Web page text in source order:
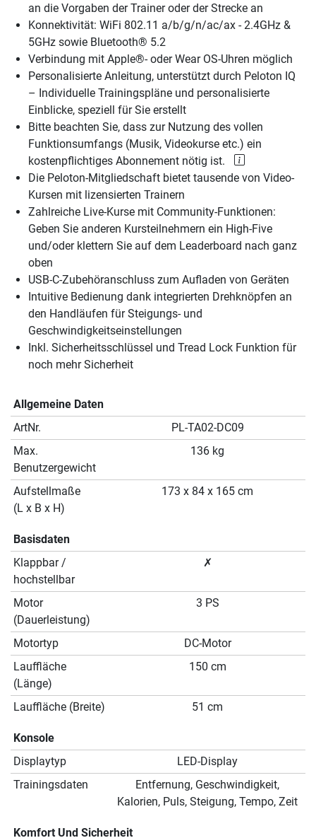
an die Vorgaben der Trainer oder der Strecke an
Konnektivität: WiFi 802.11 a/b/g/n/ac/ax - 2.4GHz &
5GHz sowie Bluetooth® 5.2
Verbindung mit Apple®- oder Wear OS-Uhren möglich
Personalisierte Anleitung, unterstützt durch Peloton IQ
– Individuelle Trainingspläne und personalisierte
Einblicke, speziell für Sie erstellt
Bitte beachten Sie, dass zur Nutzung des vollen
Funktionsumfangs (Musik, Videokurse etc.) ein
kostenpflichtiges Abonnement nötig ist.
Die Peloton-Mitgliedschaft bietet tausende von Video-
Kursen mit lizensierten Trainern
Zahlreiche Live-Kurse mit Community-Funktionen:
Geben Sie anderen Kursteilnehmern ein High-Five
und/oder klettern Sie auf dem Leaderboard nach ganz
oben
USB-C-Zubehöranschluss zum Aufladen von Geräten
Intuitive Bedienung dank integrierten Drehknöpfen an
den Handläufen für Steigungs- und
Geschwindigkeitseinstellungen
Inkl. Sicherheitsschlüssel und Tread Lock Funktion für
noch mehr Sicherheit
Allgemeine Daten
ArtNr.
PL-TA02-DC09
Max.
Benutzergewicht
136 kg
Aufstellmaße
(L x B x H)
173 x 84 x 165 cm
Basisdaten
Klappbar /
hochstellbar
✗
Motor
(Dauerleistung)
3 PS
Motortyp
DC-Motor
Lauffläche
(Länge)
150 cm
Lauffläche (Breite) 51 cm
Konsole
Displaytyp
LED-Display
Trainingsdaten
Entfernung, Geschwindigkeit,
Kalorien, Puls, Steigung, Tempo, Zeit
Komfort Und Sicherheit